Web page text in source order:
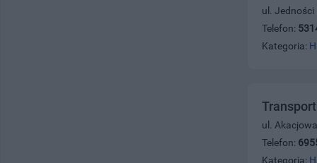
ul. Jedności
Telefon:
Kategoria:
ul.
Telefon:
Kategoria: